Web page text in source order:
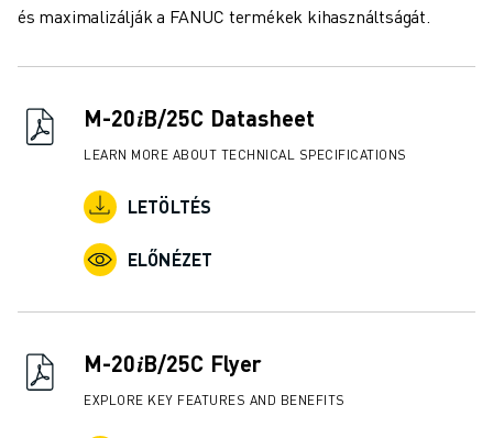
CSATLAKOZZON HOZZÁNK " KARRIER PORTÁL
KAPCSOLAT
IMPRESSZUM
és maximalizálják a FANUC termékek kihasználtságát.
M-20𝑖B/25C Datasheet
LEARN MORE ABOUT TECHNICAL SPECIFICATIONS
LETÖLTÉS
ELŐNÉZET
M-20𝑖B/25C Flyer
EXPLORE KEY FEATURES AND BENEFITS